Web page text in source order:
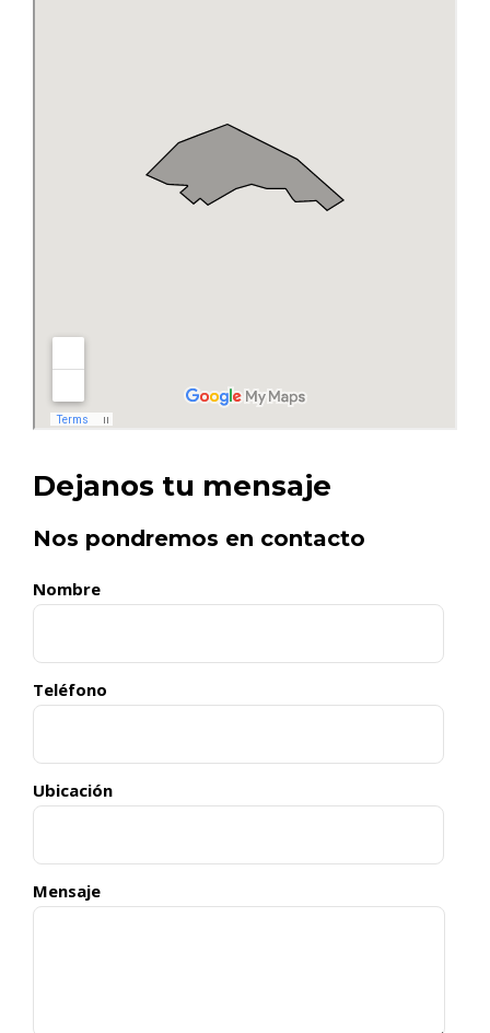
Dejanos tu mensaje
Nos pondremos en contacto
Nombre
Teléfono
Ubicación
Mensaje